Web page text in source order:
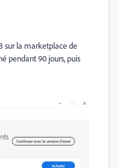
sur la marketplace de
pendant 90 jours, puis